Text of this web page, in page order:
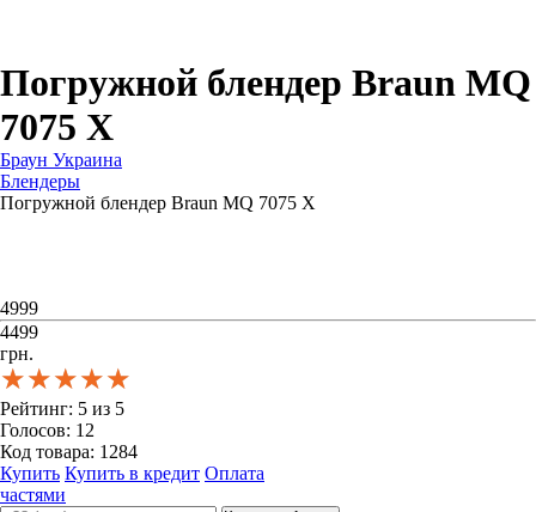
Погружной блендер Braun MQ
7075 X
Браун Украина
Блендеры
Погружной блендер Braun MQ 7075 X
4999
4499
грн.
★★★★★
★★★★★
★★★★★
Рейтинг: 5 из 5
Голосов: 12
Код товара: 1284
Купить Купить в кредит Оплата
частями